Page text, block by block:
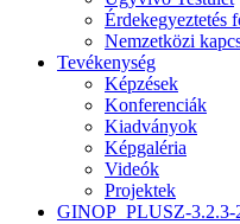
Érdekegyeztetés
Nemzetközi
Tevékenység
Képzések
Konferenciák
Kiadványok
Képgaléria
Videók
Projektek
GINOP_PLUSZ-3.2.3-